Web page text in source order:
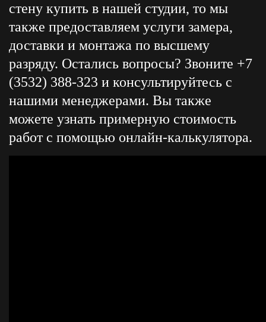
стену купить в нашей студии, то мы
также предоставляем услуги замера,
доставки и монтажа по высшему
разряду. Остались вопросы? Звоните +7
(3532) 388-323 и консультируйтесь с
нашими менеджерами. Вы также
можете узнать примерную стоимость
работ с помощью онлайн-калькулятора.